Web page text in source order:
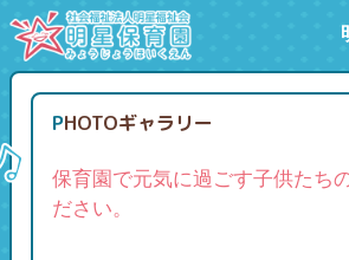
PHOTOギャラリー
保育園で元気に過ごす子供たち
ださい。